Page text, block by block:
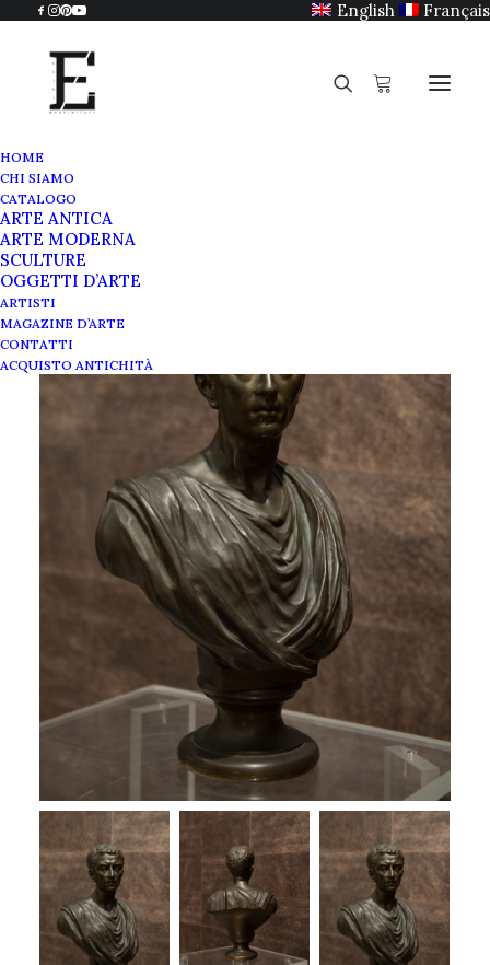
English Français
HOME
CHI SIAMO
CATALOGO
ARTE ANTICA
ARTE MODERNA
SCULTURE
OGGETTI D’ARTE
ARTISTI
MAGAZINE D’ARTE
CONTATTI
ACQUISTO ANTICHITÀ